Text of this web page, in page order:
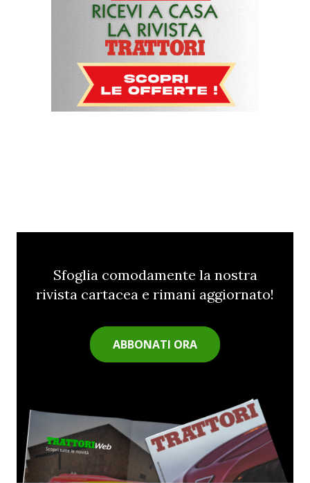
Sfoglia comodamente la nostra
rivista cartacea e rimani aggiornato!
ABBONATI ORA